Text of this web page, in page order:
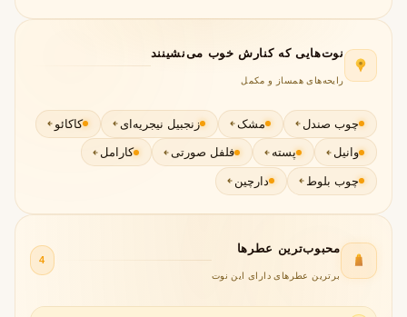
نوت‌هایی که کنارش خوب می‌نشینند
رایحه‌های همساز و مکمل
چوب صندل مشک زنجبیل نیجریه‌ای کاکائو
وانیل پسته فلفل صورتی کارامل
چوب بلوط دارچین
محبوب‌ترین عطرها
برترین عطرهای دارای این نوت
4